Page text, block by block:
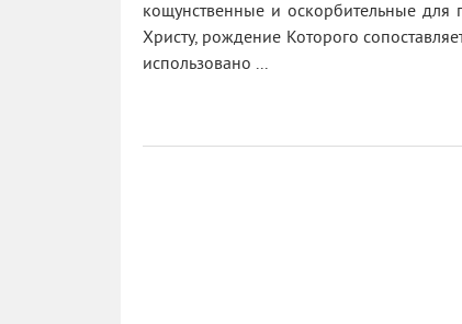
кощунственные и оскорбительные
Христу, рождение Которого
использовано ...